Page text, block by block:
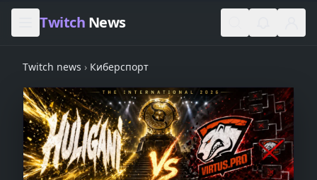
Skip to content
Twitch News
Twitch news › Киберспорт